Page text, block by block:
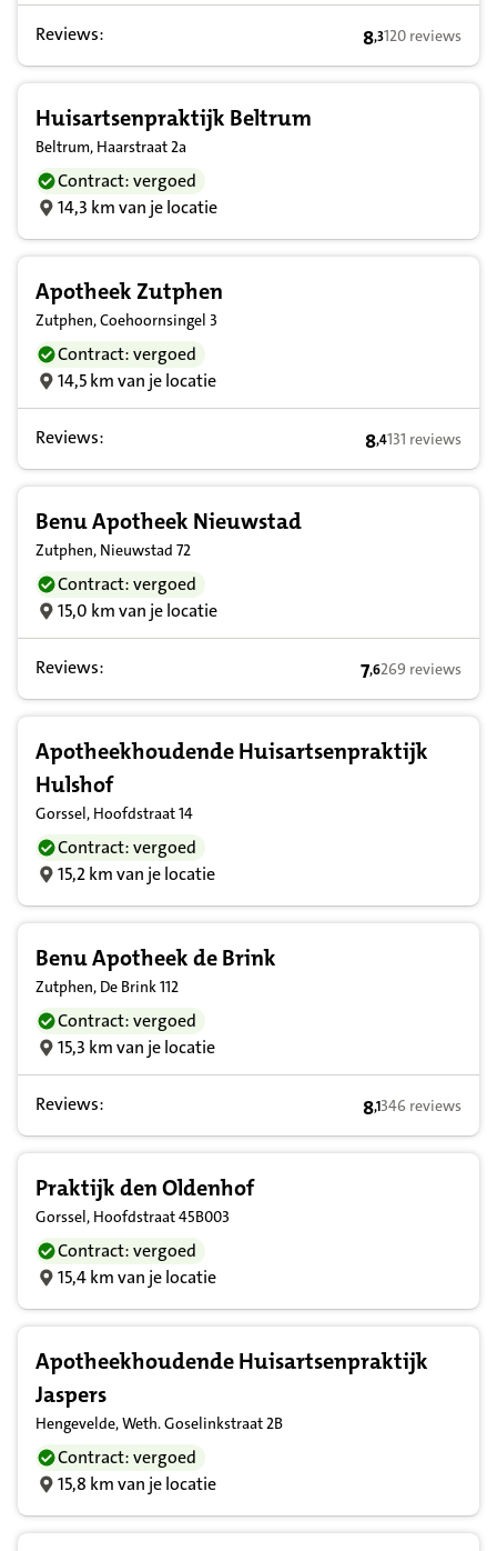
Reviews: 8,3 op basis van
8,3120 reviews
Huisartsenpraktijk Beltrum
Beltrum, Haarstraat 2a
Contract: vergoed
14,3 km van je locatie
Apotheek Zutphen
Zutphen, Coehoornsingel 3
Contract: vergoed
14,5 km van je locatie
Reviews: 8,4 op basis van
8,4131 reviews
Benu Apotheek Nieuwstad
Zutphen, Nieuwstad 72
Contract: vergoed
15,0 km van je locatie
Reviews: 7,6 op basis van
7,6269 reviews
Apotheekhoudende Huisartsenpraktijk
Hulshof
Gorssel, Hoofdstraat 14
Contract: vergoed
15,2 km van je locatie
Benu Apotheek de Brink
Zutphen, De Brink 112
Contract: vergoed
15,3 km van je locatie
Reviews: 8,1 op basis van
8,1346 reviews
Praktijk den Oldenhof
Gorssel, Hoofdstraat 45B003
Contract: vergoed
15,4 km van je locatie
Apotheekhoudende Huisartsenpraktijk
Jaspers
Hengevelde, Weth. Goselinkstraat 2B
Contract: vergoed
15,8 km van je locatie